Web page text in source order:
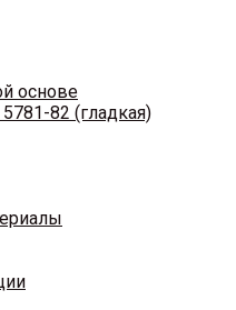
основе
82 (гладкая)